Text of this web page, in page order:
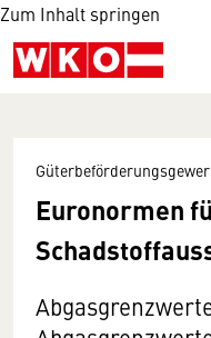
Zum Inhalt springen
Euronormen